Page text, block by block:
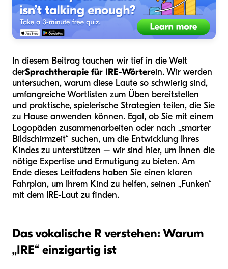
In diesem Beitrag tauchen wir tief in die Welt
derSprachtherapie für IRE-Wörterein. Wir werden
untersuchen, warum diese Laute so schwierig sind,
umfangreiche Wortlisten zum Üben bereitstellen
und praktische, spielerische Strategien teilen, die Sie
zu Hause anwenden können. Egal, ob Sie mit einem
Logopäden zusammenarbeiten oder nach „smarter
Bildschirmzeit“ suchen, um die Entwicklung Ihres
Kindes zu unterstützen – wir sind hier, um Ihnen die
nötige Expertise und Ermutigung zu bieten. Am
Ende dieses Leitfadens haben Sie einen klaren
Fahrplan, um Ihrem Kind zu helfen, seinen „Funken“
mit dem IRE-Laut zu finden.
Das vokalische R verstehen: Warum
„IRE“ einzigartig ist